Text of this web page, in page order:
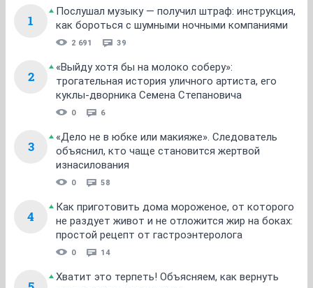
1
Послушал музыку — получил штраф: инструкция,
как бороться с шумными ночными компаниями
2 691 39
2
«Выйду хотя бы на молоко соберу»:
трогательная история уличного артиста, его
куклы-дворника Семена Степановича
0 6
3
«Дело не в юбке или макияже». Следователь
объяснил, кто чаще становится жертвой
изнасилования
0 58
4
Как приготовить дома мороженое, от которого
не раздует живот и не отложится жир на боках:
простой рецепт от гастроэнтеролога
0 14
Хватит это терпеть! Объясняем, как вернуть